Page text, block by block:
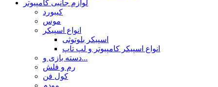
لوازم جانبی کامپیوتر
کیبورد
موس
انواع اسپیکر
اسپیکر بلوتوثی
انواع اسپیکر کامپیوتر و لپ تاپ
دسته بازی و...
رم و فلش
کول فن
مودم